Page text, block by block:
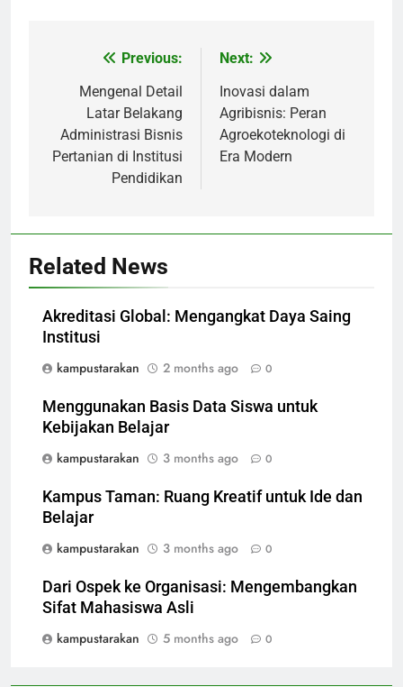
navigation
Previous:
Mengenal Detail
Latar Belakang
Administrasi Bisnis
Pertanian di Institusi
Pendidikan
Next:
Inovasi dalam
Agribisnis: Peran
Agroekoteknologi di
Era Modern
Related News
Akreditasi Global: Mengangkat Daya Saing
Institusi
kampustarakan
2 months ago 0
Menggunakan Basis Data Siswa untuk
Kebijakan Belajar
kampustarakan
3 months ago 0
Kampus Taman: Ruang Kreatif untuk Ide dan
Belajar
kampustarakan
3 months ago 0
Dari Ospek ke Organisasi: Mengembangkan
Sifat Mahasiswa Asli
kampustarakan
5 months ago 0